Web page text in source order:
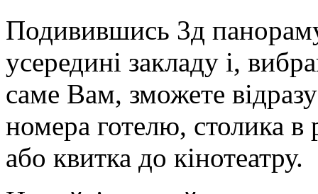
Подивившись 3д
усередині закладу і,
саме Вам, зможете
номера готелю, столика в
або квитка до кінотеатру.